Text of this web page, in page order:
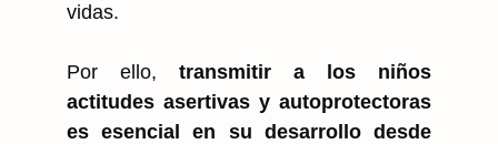
vidas.
Por ello, transmitir a los niños
actitudes asertivas y autoprotectoras
es esencial en su desarrollo desde